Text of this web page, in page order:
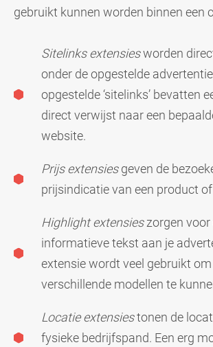
gebruikt kunnen worden binnen een
Sitelinks extensiesworden
onder de opgestelde
opgestelde ‘sitelinks’ bevatten
direct verwijst naar een
website.
Prijs extensiesgeven de
prijsindicatie van een product
Highlight extensieszorgen voor
informatieve tekst aan je
extensie wordt veel gebruikt om
verschillende modellen te
Locatie extensiestonen de
fysieke bedrijfspand. Een erg